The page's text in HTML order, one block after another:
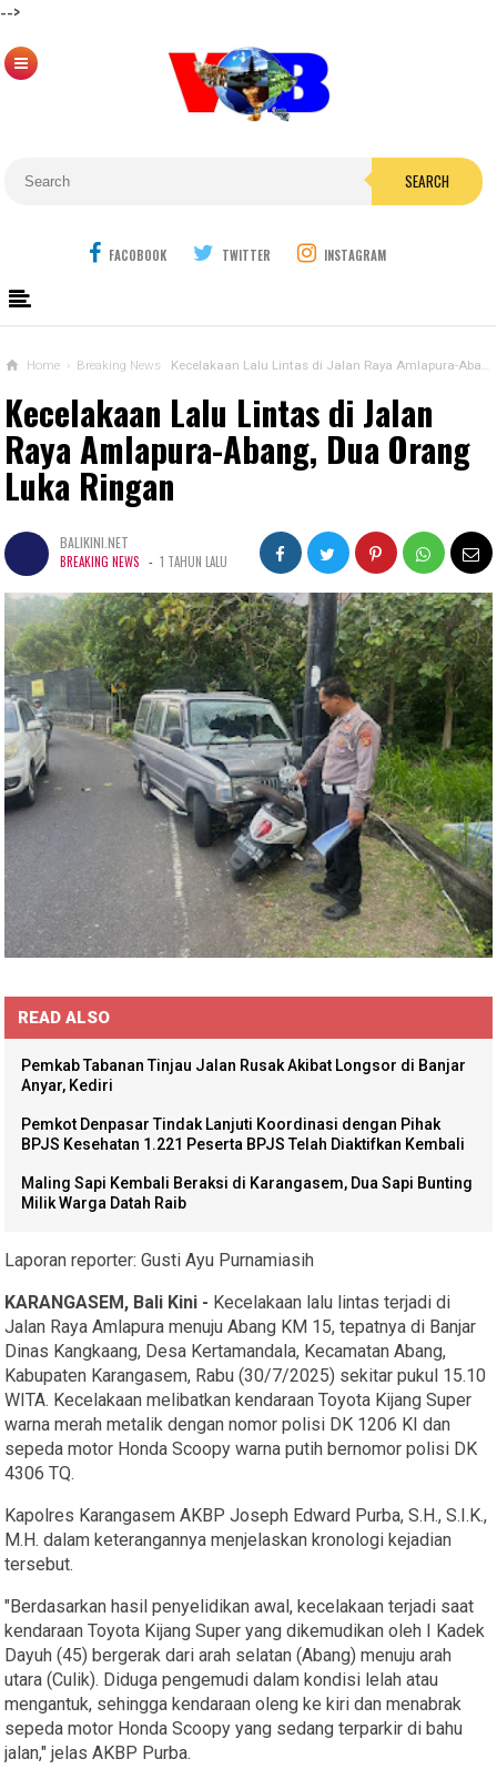
-->
SEARCH
FACOBOOK TWITTER INSTAGRAM
Home › Breaking News Kecelakaan Lalu Lintas di Jalan Raya Amlapura-Abang, Dua Orang Luka Ringan
Kecelakaan Lalu Lintas di Jalan
Raya Amlapura-Abang, Dua Orang
Luka Ringan
BALIKINI.NET
BREAKING NEWS - 1 TAHUN LALU
READ ALSO
Pemkab Tabanan Tinjau Jalan Rusak Akibat Longsor di Banjar
Anyar, Kediri
Pemkot Denpasar Tindak Lanjuti Koordinasi dengan Pihak
BPJS Kesehatan 1.221 Peserta BPJS Telah Diaktifkan Kembali
Maling Sapi Kembali Beraksi di Karangasem, Dua Sapi Bunting
Milik Warga Datah Raib
Laporan reporter: Gusti Ayu Purnamiasih
KARANGASEM, Bali Kini - Kecelakaan lalu lintas terjadi di
Jalan Raya Amlapura menuju Abang KM 15, tepatnya di Banjar
Dinas Kangkaang, Desa Kertamandala, Kecamatan Abang,
Kabupaten Karangasem, Rabu (30/7/2025) sekitar pukul 15.10
WITA. Kecelakaan melibatkan kendaraan Toyota Kijang Super
warna merah metalik dengan nomor polisi DK 1206 KI dan
sepeda motor Honda Scoopy warna putih bernomor polisi DK
4306 TQ.
Kapolres Karangasem AKBP Joseph Edward Purba, S.H., S.I.K.,
M.H. dalam keterangannya menjelaskan kronologi kejadian
tersebut.
"Berdasarkan hasil penyelidikan awal, kecelakaan terjadi saat
kendaraan Toyota Kijang Super yang dikemudikan oleh I Kadek
Dayuh (45) bergerak dari arah selatan (Abang) menuju arah
utara (Culik). Diduga pengemudi dalam kondisi lelah atau
mengantuk, sehingga kendaraan oleng ke kiri dan menabrak
sepeda motor Honda Scoopy yang sedang terparkir di bahu
jalan," jelas AKBP Purba.